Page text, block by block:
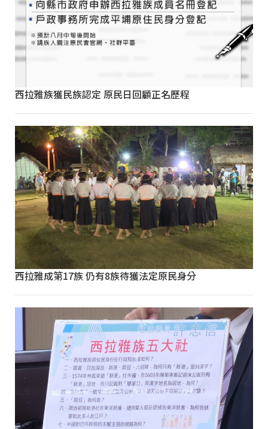
西拉雅族獲民族認定 原民日回顧正名歷程
西拉雅成第17族 仍有8族待獲法定原民身分